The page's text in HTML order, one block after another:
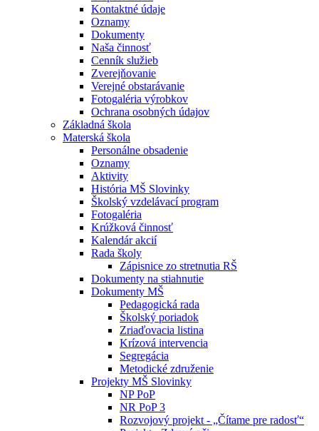
Kontaktné údaje
Oznamy
Dokumenty
Naša činnosť
Cenník služieb
Zverejňovanie
Verejné obstarávanie
Fotogaléria výrobkov
Ochrana osobných údajov
Základná škola
Materská škola
Personálne obsadenie
Oznamy
Aktivity
História MŠ Slovinky
Školský vzdelávací program
Fotogaléria
Krúžková činnosť
Kalendár akcií
Rada školy
Zápisnice zo stretnutia RŠ
Dokumenty na stiahnutie
Dokumenty MŠ
Pedagogická rada
Školský poriadok
Zriaďovacia listina
Krízová intervencia
Segregácia
Metodické združenie
Projekty MŠ Slovinky
NP PoP
NR PoP 3
Rozvojový projekt - „Čítame pre radosť“